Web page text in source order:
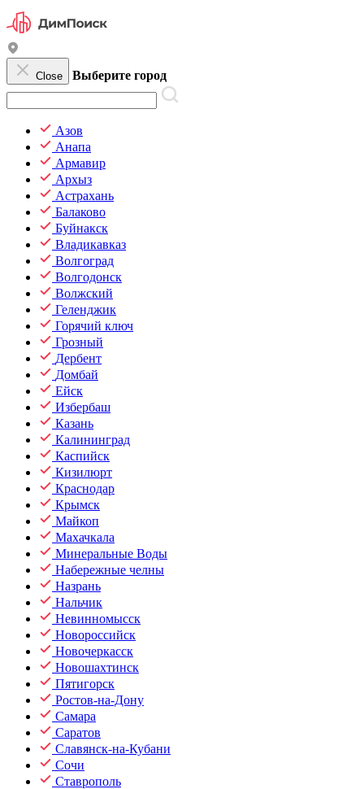
Close Выберите город
Азов
Анапа
Армавир
Архыз
Астрахань
Балаково
Буйнакск
Владикавказ
Волгоград
Волгодонск
Волжский
Геленджик
Горячий ключ
Грозный
Дербент
Домбай
Ейск
Избербаш
Казань
Калининград
Каспийск
Кизилюрт
Краснодар
Крымск
Майкоп
Махачкала
Минеральные Воды
Набережные челны
Назрань
Нальчик
Невинномысск
Новороссийск
Новочеркасск
Новошахтинск
Пятигорск
Ростов-на-Дону
Самара
Саратов
Славянск-на-Кубани
Сочи
Ставрополь